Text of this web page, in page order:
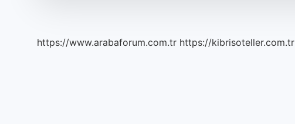
https://www.arabaforum.com.tr https://kibrisoteller.com.tr